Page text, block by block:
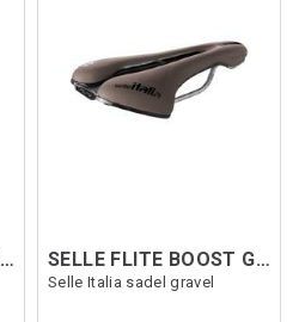
SELLE FLITE BOOST GRAVEL TI316SF SELLE FLITE BOOST GRAVEL TI316SF Brun L3
Selle Italia sadel gravel